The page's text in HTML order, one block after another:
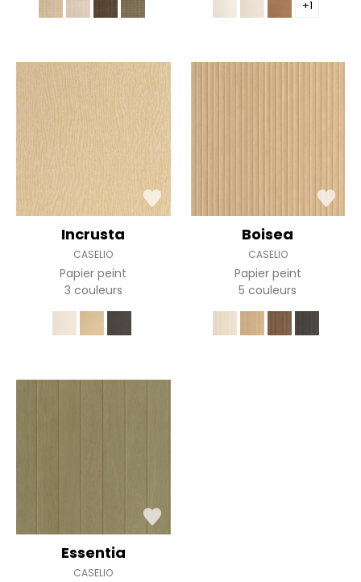
+1
Incrusta
CASELIO
Papier peint
3 couleurs
Boisea
CASELIO
Papier peint
5 couleurs
Essentia
CASELIO